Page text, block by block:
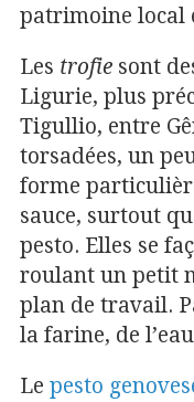
patrimoine local
Les trofie sont
Ligurie, plus
Tigullio, entre
torsadées, un
forme
sauce, surtout
pesto. Elles se
roulant un petit
plan de travail.
la farine, de
Le pesto